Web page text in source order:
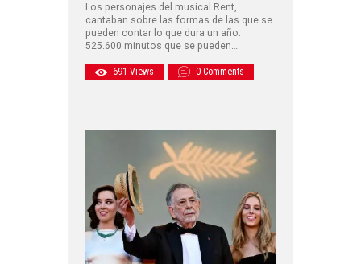
Los personajes del musical Rent,
cantaban sobre las formas de las que se
pueden contar lo que dura un año:
525.600 minutos que se pueden…
691 Views 0 Comments